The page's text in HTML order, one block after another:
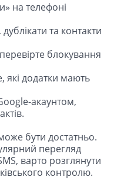
на телефоні
та контакти
блокування
які додатки мають
акаунтом,
бути достатньо.
перегляд
варто розглянути
контролю.